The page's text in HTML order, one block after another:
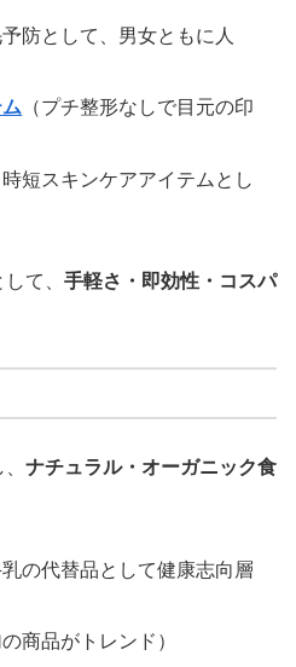
予防として、男女ともに人
（プチ整形なしで目元の印
短スキンケアアイテムとし
て、 手軽さ・即効性・コスパ
ナチュラル・オーガニック食
乳の代替品として健康志向層
商品がトレンド）